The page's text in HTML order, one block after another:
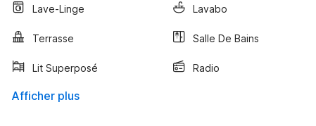
Lave-Linge Lavabo
Terrasse Salle De Bains
Lit Superposé Radio
Afficher plus